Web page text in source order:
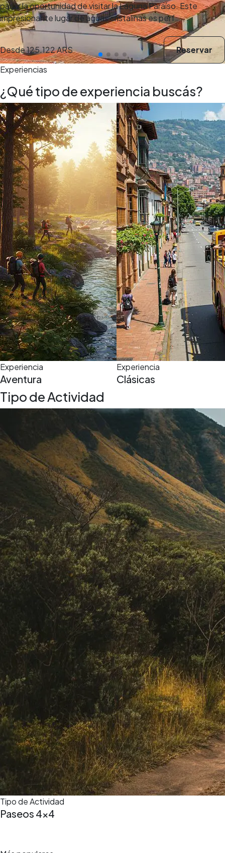
5,0(5)
6 h
pasar la oportunidad de visitar la Laguna Paraíso. Este
impresionante lugar de aguas cristalinas es perf…
Desde125.122 ARS
Reservar
Experiencias
¿Qué tipo de experiencia buscás?
Experiencia
Aventura
Experiencia
Clásicas
Tipo de Actividad
Tipo de Actividad
Paseos 4x4